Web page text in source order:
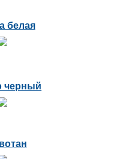
белая
черный